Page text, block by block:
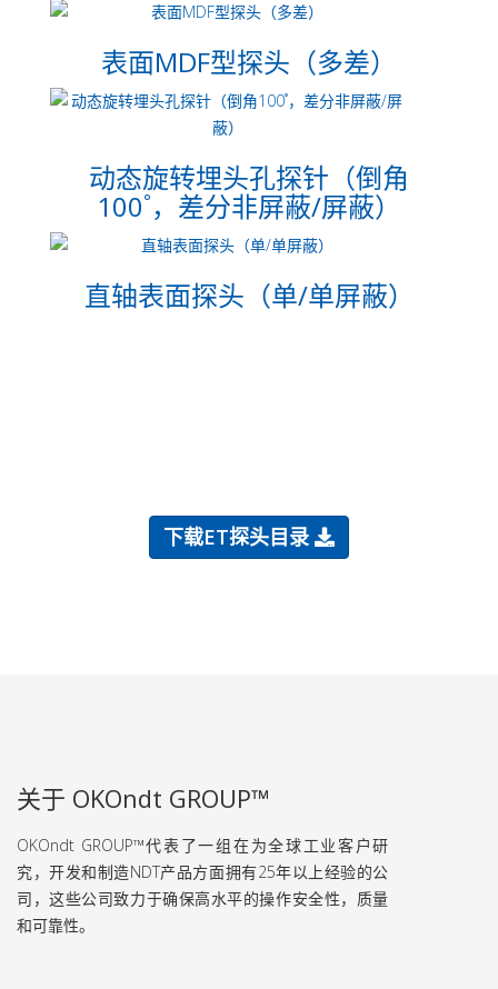
表面MDF型探头（多差）
动态旋转埋头孔探针（倒角
100˚，差分非屏蔽/屏蔽）
直轴表面探头（单/单屏蔽）
下载ET探头目录
关于 OKOndt GROUP™
OKOndt GROUP™代表了一组在为全球工业客户研
究，开发和制造NDT产品方面拥有25年以上经验的公
司，这些公司致力于确保高水平的操作安全性，质量
和可靠性。